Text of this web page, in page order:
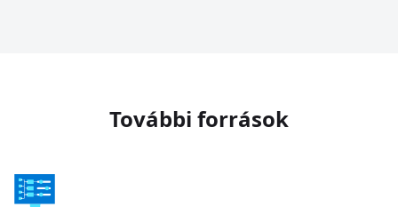
További források